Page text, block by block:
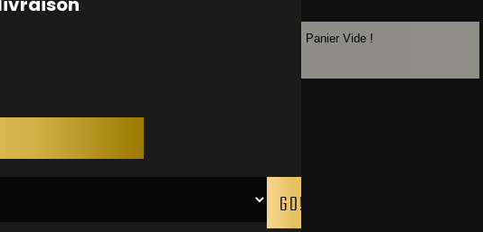
Panier Vide !